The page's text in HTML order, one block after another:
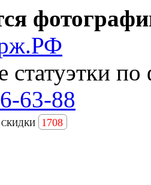
статуэтки по
63-88
СКИДКИ 1708